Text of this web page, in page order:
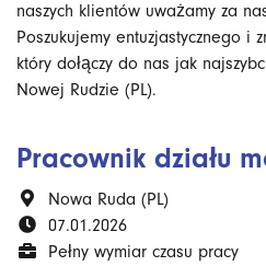
Pracownik działu
Nowa Ruda (PL)
07.01.2026
Pełny wymiar czasu pracy
naszych klientów uważamy za
Poszukujemy entuzjastycznego i
który dołączy do nas jak
Nowej Rudzie (PL).